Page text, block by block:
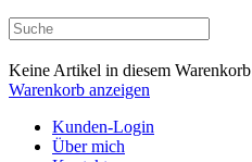
Keine Artikel in diesem Warenkorb
Warenkorb anzeigen
Kunden-Login
Über mich